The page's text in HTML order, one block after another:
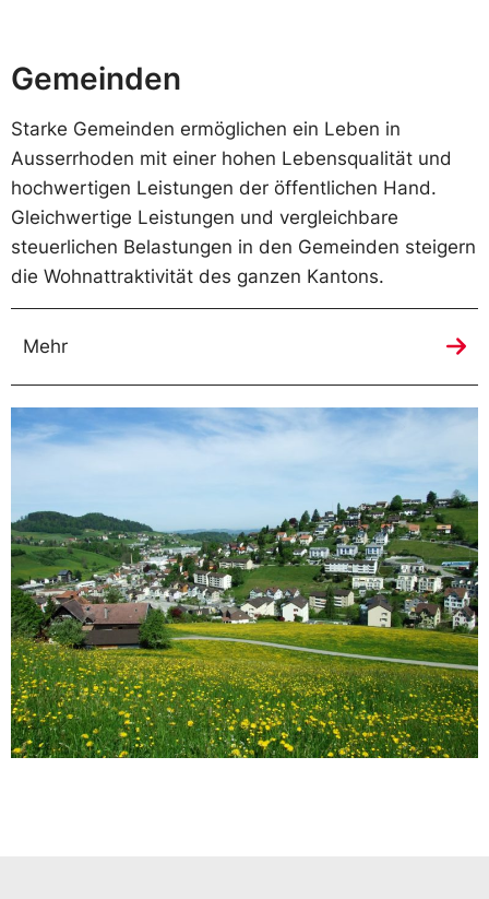
Gemeinden
Starke Gemeinden ermöglichen ein Leben in
Ausserrhoden mit einer hohen Lebensqualität und
hochwertigen Leistungen der öffentlichen Hand.
Gleichwertige Leistungen und vergleichbare
steuerlichen Belastungen in den Gemeinden steigern
die Wohnattraktivität des ganzen Kantons.
Mehr